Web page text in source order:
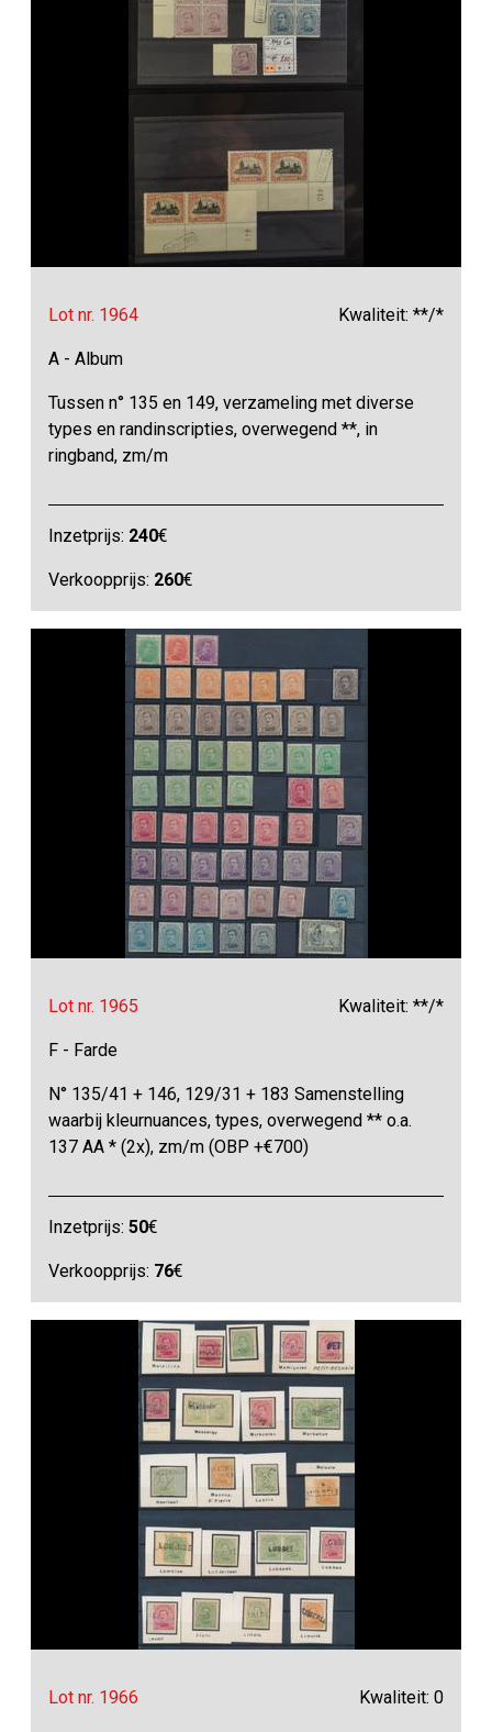
Lot nr. 1964 Kwaliteit: **/*
A - Album
Tussen n° 135 en 149, verzameling met diverse
types en randinscripties, overwegend **, in
ringband, zm/m
Inzetprijs: 240€
Verkoopprijs: 260€
Lot nr. 1965 Kwaliteit: **/*
F - Farde
N° 135/41 + 146, 129/31 + 183 Samenstelling
waarbij kleurnuances, types, overwegend ** o.a.
137 AA * (2x), zm/m (OBP +€700)
Inzetprijs:50€
Verkoopprijs: 76€
Lot nr. 1966 Kwaliteit: 0